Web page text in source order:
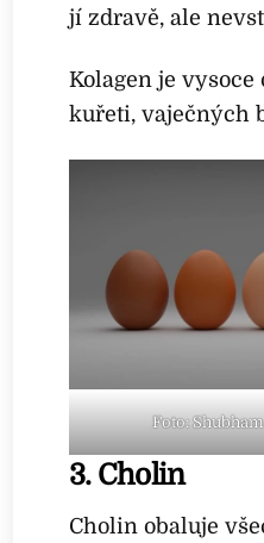
jí zdravě, ale
Kolagen je vysoce
kuřeti, vaječných
Foto:
3. Cholin
Cholin obaluje